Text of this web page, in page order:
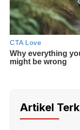
Artikel